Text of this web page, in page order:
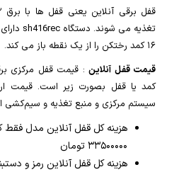
۱۶ کمد رختکن را از یک نقطه باز می کند.
قیمت قفل آنلاین
کمد یا قفل بصورت زیر است. قیمت
سیستم مرکزی و منبع تغذیه و
هزینه کل قفل آنلاین مدل
۳۳۵۰۰۰۰۰ تومان
هزینه کل قفل آنلاین رمز و دستبند ۳۴۵۰۰۰۰۰